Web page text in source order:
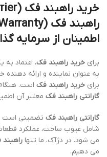
خرید راهبند فک (Buy FAAC Barrier)
راهبند فک (FAAC Barrier Warranty)
اطمینان از سرمایه
برای خرید راهبند فک، اعتماد
به عنوان نماینده و ارائه دهنده
برای خرید راهبند فک است.
گارانتی راهبند فک معتبر آن
گارانتی راهبند فک تضمینی است
شامل عیوب ساخت، عملکرد
می شود. در دژآک، ما تنها
می دهیم.